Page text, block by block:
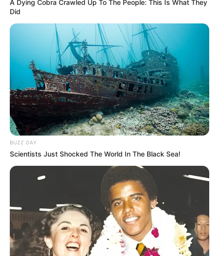
A Dying Cobra Crawled Up To The People: This Is What They
Did
BUZZ DAY
Scientists Just Shocked The World In The Black Sea!